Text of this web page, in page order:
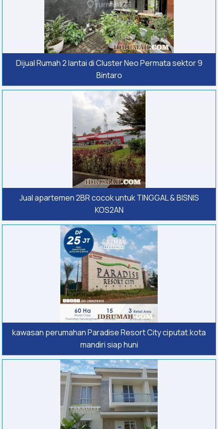
Dijual Rumah 2 lantai di Cluster Neo Permata sektor 9
Bintaro
Jual apartemen 2BR cocok untuk TINGGAL & BISNIS
KOS2AN
kawasan perumahan Paradise Resort City ciputat.kota
mandiri siap huni